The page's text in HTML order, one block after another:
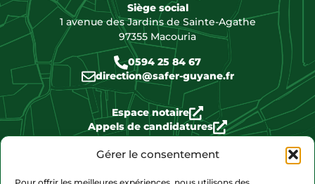
Gérer le consentement
Siège social
1 avenue des Jardins de Sainte-Agathe
97355 Macouria
0594 25 84 67
direction@safer-guyane.fr
Espace notaire
Appels de candidatures
Biens disponibles